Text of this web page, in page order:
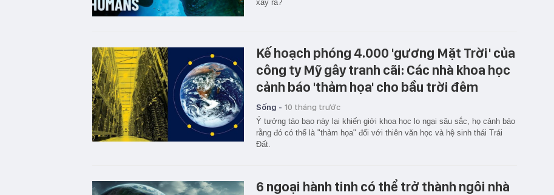
xảy ra?
Kế hoạch phóng 4.000 'gương Mặt Trời' của
công ty Mỹ gây tranh cãi: Các nhà khoa học
cảnh báo 'thảm họa' cho bầu trời đêm
Sống - 10 tháng trước
Ý tưởng táo bạo này lại khiến giới khoa học lo ngại sâu sắc, họ cảnh báo
rằng đó có thể là "thảm họa" đối với thiên văn học và hệ sinh thái Trái
Đất.
6 ngoại hành tinh có thể trở thành ngôi nhà